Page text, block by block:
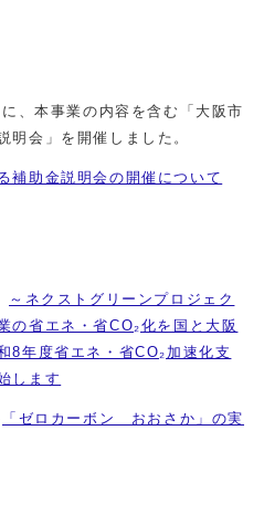
、本事業の内容を含む「大阪市
明会」を開催しました。
補助金説明会の開催について
～ネクストグリーンプロジェク
の省エネ・省CO₂化を国と大阪
8年度省エネ・省CO₂加速化支
します
「ゼロカーボン おおさか」の実